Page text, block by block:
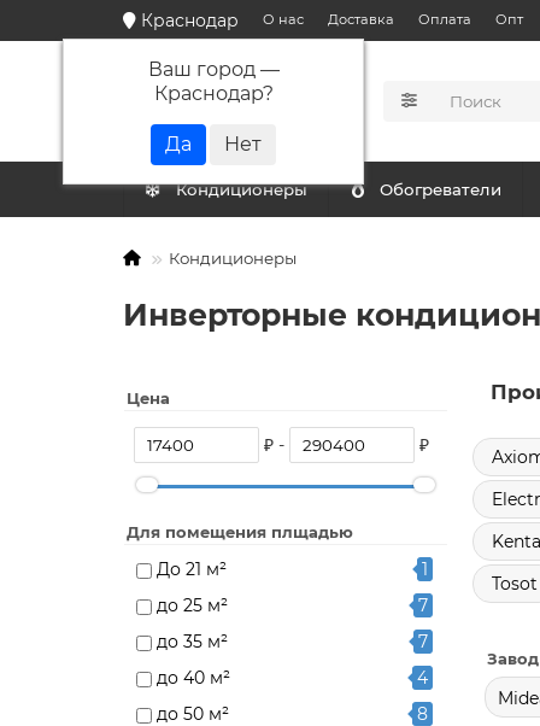
Краснодар
Ваш город —
Краснодар?
О нас Доставка Оплата Опт
КАТАЛОГ
Кондиционеры Обогреватели
Кондиционеры
Инверторные
Цена
₽ - ₽
Для помещения плщадью
До 21 м²
1
до 25 м²
7
до 35 м²
7
до 40 м²
4
до 50 м²
8
Tosot